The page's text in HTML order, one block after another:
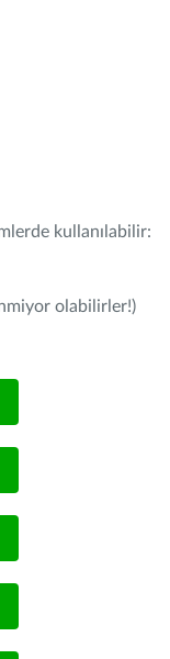
kullanılabilir:
olabilirler!)